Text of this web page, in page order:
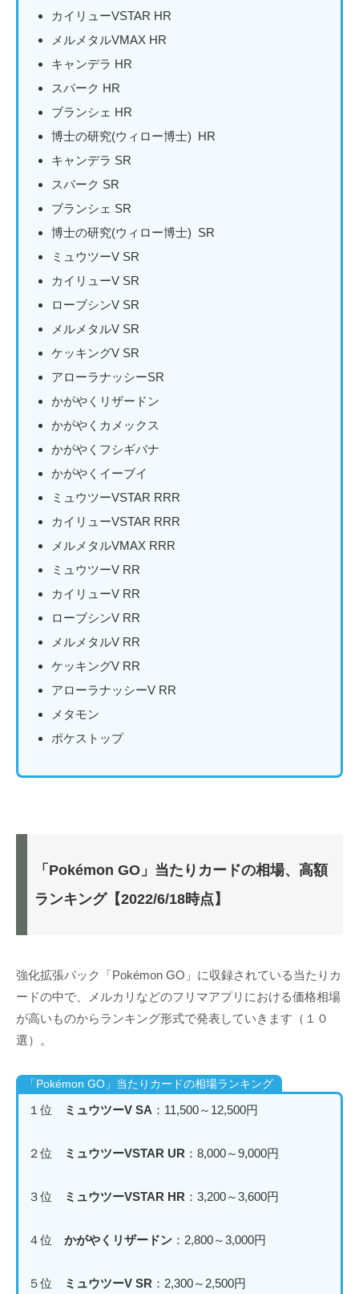
カイリューVSTAR HR
メルメタルVMAX HR
キャンデラ HR
スパーク HR
ブランシェ HR
博士の研究(ウィロー博士) HR
キャンデラ SR
スパーク SR
ブランシェ SR
博士の研究(ウィロー博士) SR
ミュウツーV SR
カイリューV SR
ローブシンV SR
メルメタルV SR
ケッキングV SR
アローラナッシーSR
かがやくリザードン
かがやくカメックス
かがやくフシギバナ
かがやくイーブイ
ミュウツーVSTAR RRR
カイリューVSTAR RRR
メルメタルVMAX RRR
ミュウツーV RR
カイリューV RR
ローブシンV RR
メルメタルV RR
ケッキングV RR
アローラナッシーV RR
メタモン
ポケストップ
「Pokémon GO」当たりカードの相場、高額
ランキング【2022/6/18時点】
強化拡張パック「Pokémon GO」に収録されている当たりカ
ードの中で、メルカリなどのフリマアプリにおける価格相場
が高いものからランキング形式で発表していきます（１０
選）。
「Pokémon GO」当たりカードの相場ランキング
１位 ミュウツーV SA ：11,500～12,500円
２位 ミュウツーVSTAR UR ：8,000～9,000円
３位 ミュウツーVSTAR HR ：3,200～3,600円
４位 かがやくリザードン ：2,800～3,000円
５位 ミュウツーV SR ：2,300～2,500円